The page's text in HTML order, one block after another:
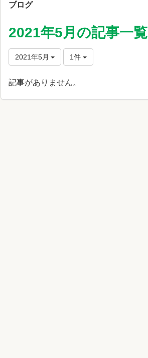
ブログ
2021年5月の記事一覧
2021年5月 1件
記事がありません。